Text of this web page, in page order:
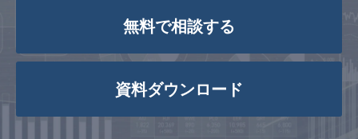
無料で相談する
資料ダウンロード